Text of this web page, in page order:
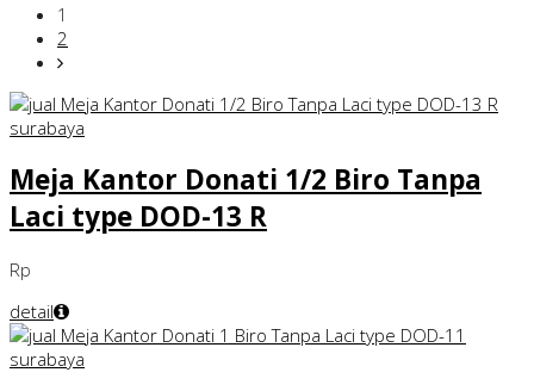
1
2
Meja Kantor Donati 1/2 Biro Tanpa
Laci type DOD-13 R
Rp
detail